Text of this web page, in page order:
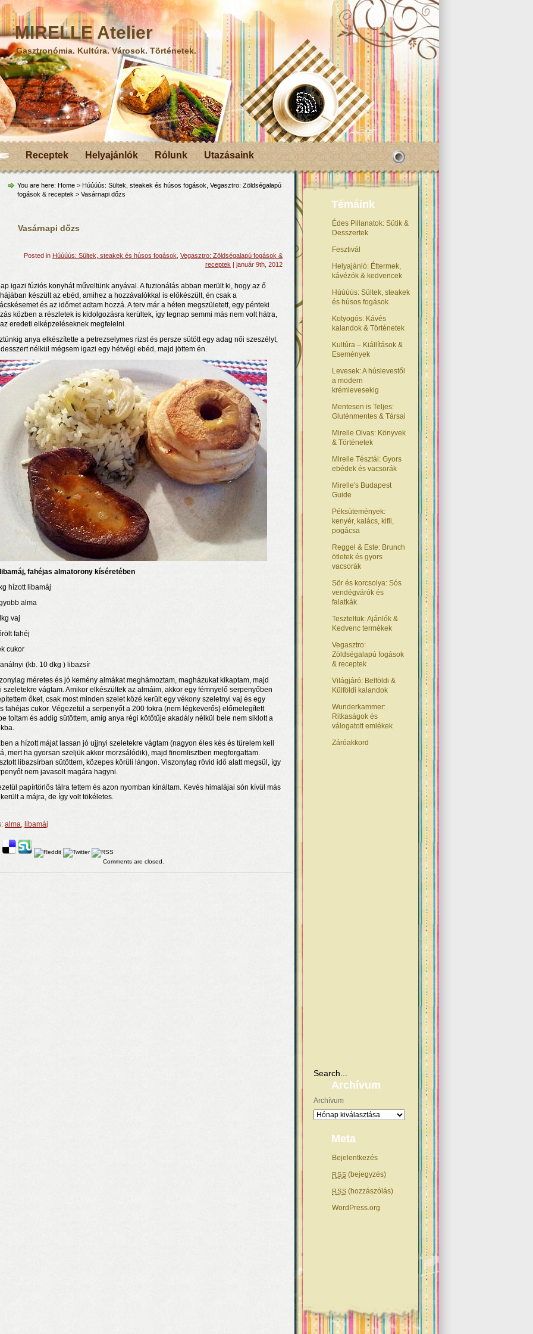
MIRELLE Atelier
Gasztronómia. Kultúra. Városok. Történetek.
Receptek Helyajánlók Rólunk Utazásaink
élmény
a nyár még tart!
Témáink
Édes Pillanatok: Sütik &
Desszertek
Fesztivál
Helyajánló: Éttermek,
kávézók & kedvencek
Húúúús: Sültek, steakek
és húsos fogások
Kotyogós: Kávés
kalandok & Történetek
Kultúra – Kiállítások &
Események
Levesek: A húslevestől
a modern
krémlevesekig
Mentesen is Teljes:
Gluténmentes & Társai
Mirelle Olvas: Könyvek
& Történetek
Mirelle Tésztái: Gyors
ebédek és vacsorák
Mirelle's Budapest
Guide
Péksütemények:
kenyér, kalács, kifli,
pogácsa
Reggel & Este: Brunch
ötletek és gyors
vacsorák
Sör és korcsolya: Sós
vendégvárók és
falatkák
Teszteltük: Ajánlók &
Kedvenc termékek
Vegasztro:
Zöldségalapú fogások
& receptek
Világjáró: Belföldi &
Külföldi kalandok
Wunderkammer:
Ritkaságok és
válogatott emlékek
Záróakkord
Archívum
Archívum
Meta
Bejelentkezés
RSS (bejegyzés)
RSS (hozzászólás)
WordPress.org
You are here: Home > Húúúús: Sültek, steakek és húsos fogások Vegasztro: Zöldségalapú
fogások & receptek > Vasárnapi dőzs
Vasárnapi dőzs
Posted in Húúúús: Sültek, steakek és húsos fogások Vegasztro: Zöldségalapú fogások &
receptek | január 9th, 2012
igazi fúziós konyhát műveltünk anyával. A fuzionálás abban merült ki, hogy az ő
készült az ebéd, amihez a hozzávalókkal is előkészült, én csak a
és az időmet adtam hozzá. A terv már a héten megszületett, egy pénteki
közben a részletek is kidolgozásra kerültek, így tegnap semmi más nem volt hátra,
eredeti elképzeléseknek megfelelni.
anya elkészítette a petrezselymes rizst és persze sütött egy adag női szeszélyt,
nélkül mégsem igazi egy hétvégi ebéd, majd jöttem én.
fahéjas almatorony kíséretében
hízott libamáj
alma
vaj
fahéj
cukor
(kb. 10 dkg ) libazsír
méretes és jó kemény almákat meghámoztam, magházukat kikaptam, majd
szeletekre vágtam. Amikor elkészültek az almáim, akkor egy fémnyelő serpenyőben
őket, csak most minden szelet közé került egy vékony szeletnyi vaj és egy
fahéjas cukor. Végezetül a serpenyőt a 200 fokra (nem légkeverős) előmelegített
toltam és addig sütöttem, amíg anya régi kötőtűje akadály nélkül bele nem siklott a
a hízott májat lassan jó ujjnyi szeletekre vágtam (nagyon éles kés és türelem kell
mert ha gyorsan szeljük akkor morzsálódik), majd finomlisztben megforgattam.
libazsírban sütöttem, közepes körüli lángon. Viszonylag rövid idő alatt megsül, így
nem javasolt magára hagyni.
papírtörlős tálra tettem és azon nyomban kínáltam. Kevés himalájai són kívül más
a májra, de így volt tökéletes.
alma, libamáj
Comments are closed.